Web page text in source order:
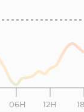
06H 12H